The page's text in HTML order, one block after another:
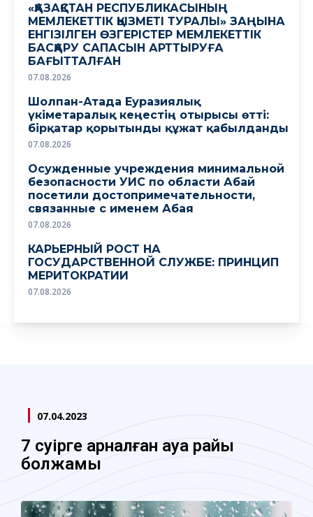
«ҚАЗАҚСТАН РЕСПУБЛИКАСЫНЫҢ
МЕМЛЕКЕТТІК ҚЫЗМЕТІ ТУРАЛЫ» ЗАҢЫНА
ЕНГІЗІЛГЕН ӨЗГЕРІСТЕР МЕМЛЕКЕТТІК
БАСҚАРУ САПАСЫН АРТТЫРУҒА
БАҒЫТТАЛҒАН
07.08.2026
Шолпан-Атада Еуразиялық
үкіметаралық кеңестің отырысы өтті:
бірқатар қорытынды құжат қабылданды
07.08.2026
Осужденные учреждения минимальной
безопасности УИС по области Абай
посетили достопримечательности,
связанные с именем Абая
07.08.2026
КАРЬЕРНЫЙ РОСТ НА
ГОСУДАРСТВЕННОЙ СЛУЖБЕ: ПРИНЦИП
МЕРИТОКРАТИИ
07.08.2026